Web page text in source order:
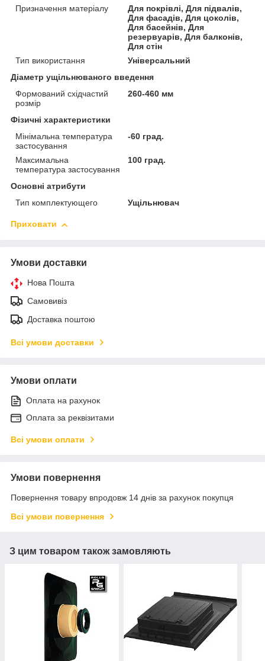
Призначення матеріалу
Для покрівлі, Для підвалів,
Для фасадів, Для цоколів,
Для басейнів, Для
резервуарів, Для балконів,
Для стін
Тип використання
Універсальний
Діаметр ущільнюваного введення
Формований східчастий
розмір
260-460 мм
Фізичні характеристики
Мінімальна температура
застосування
-60 град.
Максимальна
температура застосування
100 град.
Основні атрибути
Тип комплектующего
Ущільнювач
Приховати
Умови доставки
Нова Пошта
Самовивіз
Доставка поштою
Всі умови доставки
Умови оплати
Оплата на рахунок
Оплата за реквізитами
Всі умови оплати
Умови повернення
Повернення товару впродовж 14 днів за рахунок покупця
Всі умови повернення
З цим товаром також замовляють